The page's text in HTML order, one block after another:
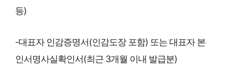
등)
-대표자 인감증명서(인감도장 포함) 또는 대표자 본
인서명사실확인서(최근 3개월 이내 발급분)